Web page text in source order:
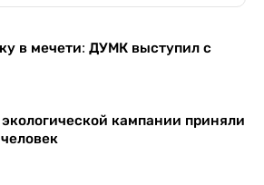
в мечети: ДУМК выступил с
экологической кампании приняли